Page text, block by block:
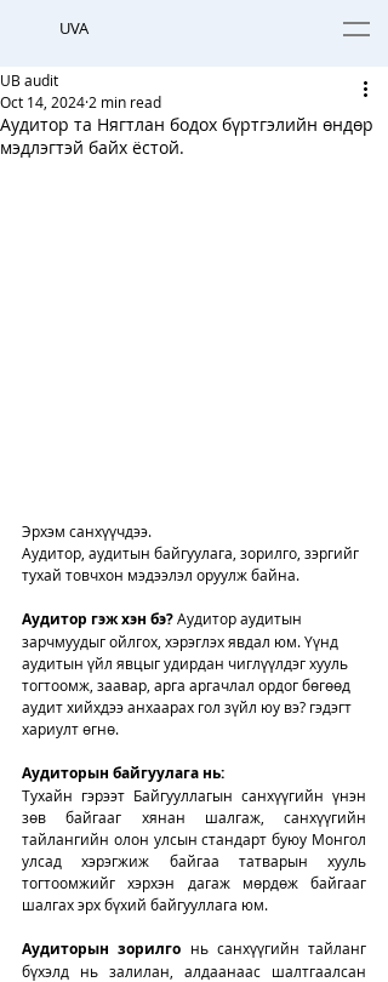
UVA
Аудитор та Нягтлан бодох бүртгэлийн өндөр
мэдлэгтэй байх ёстой.
UB audit
Oct 14, 2024 2 min read
Эрхэм санхүүчдээ.
Аудитор, аудитын байгуулага, зорилго, зэргийг
тухай товчхон мэдээлэл оруулж байна.
Аудитор гэж хэн бэ? Аудитор аудитын
зарчмуудыг ойлгох, хэрэглэх явдал юм. Үүнд
аудитын үйл явцыг удирдан чиглүүлдэг хууль
тогтоомж, заавар, арга аргачлал ордог бөгөөд
аудит хийхдээ анхаарах гол зүйл юу вэ? гэдэгт
хариулт өгнө.
Аудиторын байгуулага нь:
Тухайн гэрээт Байгууллагын санхүүгийн үнэн
зөв байгааг хянан шалгаж, санхүүгийн
тайлангийн олон улсын стандарт буюу Монгол
улсад хэрэгжиж байгаа татварын хууль
тогтоомжийг хэрхэн дагаж мөрдөж байгааг
шалгах эрх бүхий байгууллага юм.
Аудиторын зорилго нь санхүүгийн тайланг
бүхэлд нь залилан, алдаанаас шалтгаалсан